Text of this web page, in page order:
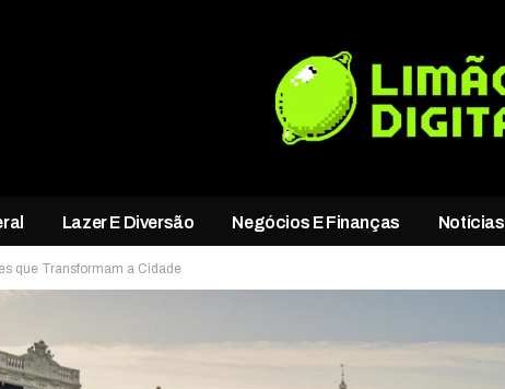
Lazer E Diversão Negócios E Finanças Notícias
que Transformam a Cidade